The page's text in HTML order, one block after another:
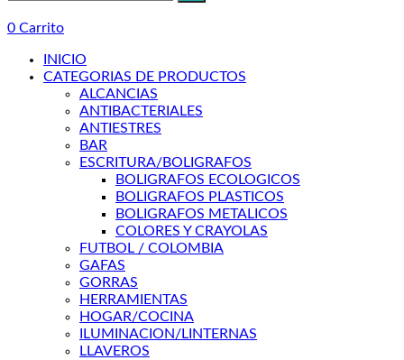
0 Carrito
INICIO
CATEGORIAS DE PRODUCTOS
ALCANCIAS
ANTIBACTERIALES
ANTIESTRES
BAR
ESCRITURA/BOLIGRAFOS
BOLIGRAFOS ECOLOGICOS
BOLIGRAFOS PLASTICOS
BOLIGRAFOS METALICOS
COLORES Y CRAYOLAS
FUTBOL / COLOMBIA
GAFAS
GORRAS
HERRAMIENTAS
HOGAR/COCINA
ILUMINACION/LINTERNAS
LLAVEROS